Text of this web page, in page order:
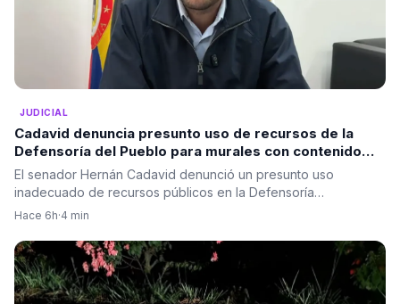
JUDICIAL
Cadavid denuncia presunto uso de recursos de la
Defensoría del Pueblo para murales con contenido
político
El senador Hernán Cadavid denunció un presunto uso
inadecuado de recursos públicos en la Defensoría…
Hace 6h·4 min